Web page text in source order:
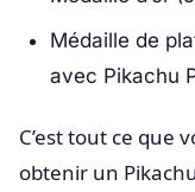
Médaille de
avec Pikachu
C’est tout ce que
obtenir un